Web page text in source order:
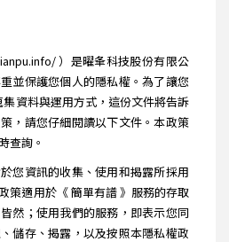
）是曜夆科技股份有限公
並保護您個人的隱私權。為了讓您
資料與運用方式，這份文件將告訴
，請您仔細閱讀以下文件。本政策
查詢。
您資訊的收集、使用和揭露所採用
策適用於《 簡單有譜 》服務的存取
然；使用我們的服務，即表示您同
儲存、揭露，以及按照本隱私權政